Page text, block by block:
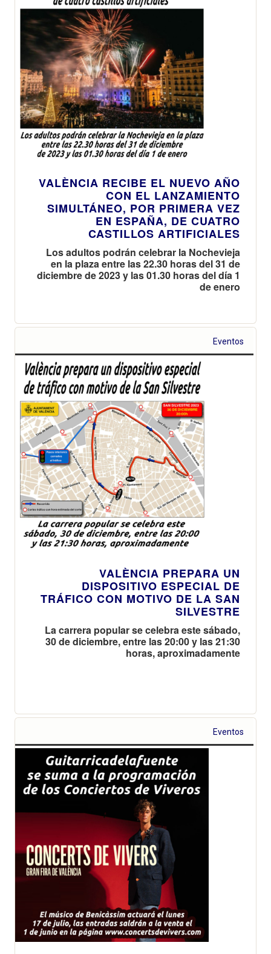
VALÈNCIA RECIBE EL NUEVO AÑO
CON EL LANZAMIENTO
SIMULTÁNEO, POR PRIMERA VEZ
EN ESPAÑA, DE CUATRO
CASTILLOS ARTIFICIALES
Los adultos podrán celebrar la Nochevieja
en la plaza entre las 22.30 horas del 31 de
diciembre de 2023 y las 01.30 horas del día 1
de enero
Eventos
VALÈNCIA PREPARA UN
DISPOSITIVO ESPECIAL DE
TRÁFICO CON MOTIVO DE LA SAN
SILVESTRE
La carrera popular se celebra este sábado,
30 de diciembre, entre las 20:00 y las 21:30
horas, aproximadamente
Eventos